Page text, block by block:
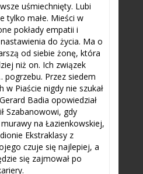
uśmiechnięty. Lubi
tylko małe. Mieści w
pokłady empatii i
do życia. Ma o
od siebie żonę, która
niż on. Ich związek
pogrzebu. Przez siedem
w Piaście nigdy nie szukał
Badia opowiedział
Szabanowowi, gdy
na Łazienkowskiej,
Ekstraklasy z
czuje się najlepiej, a
się zajmował po